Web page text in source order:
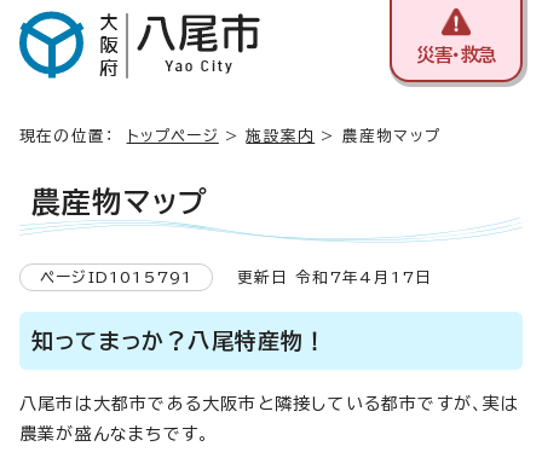
災害・救急
現在の位置： トップページ >施設案内 > 農産物マップ
農産物マップ
ページID1015791 更新日 令和7年4月17日
知ってまっか？八尾特産物！
八尾市は大都市である大阪市と隣接している都市ですが、実は
農業が盛んなまちです。